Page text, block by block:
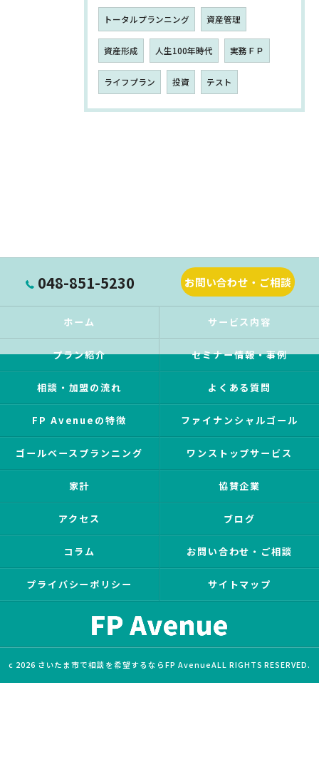
トータルプランニング 資産管理
資産形成 人生100年時代 実務ＦＰ
ライフプラン 投資 テスト
048-851-5230 お問い合わせ・ご相談
ホーム サービス内容
プラン紹介 セミナー情報・事例
相談・加盟の流れ よくある質問
FP Avenueの特徴 ファイナンシャルゴール
ゴールベースプランニング ワンストップサービス
家計 協賛企業
アクセス ブログ
コラム お問い合わせ・ご相談
プライバシーポリシー サイトマップ
c 2026 さいたま市で相談を希望するならFP AvenueALL RIGHTS RESERVED.